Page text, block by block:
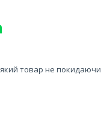
який товар не покидаючи